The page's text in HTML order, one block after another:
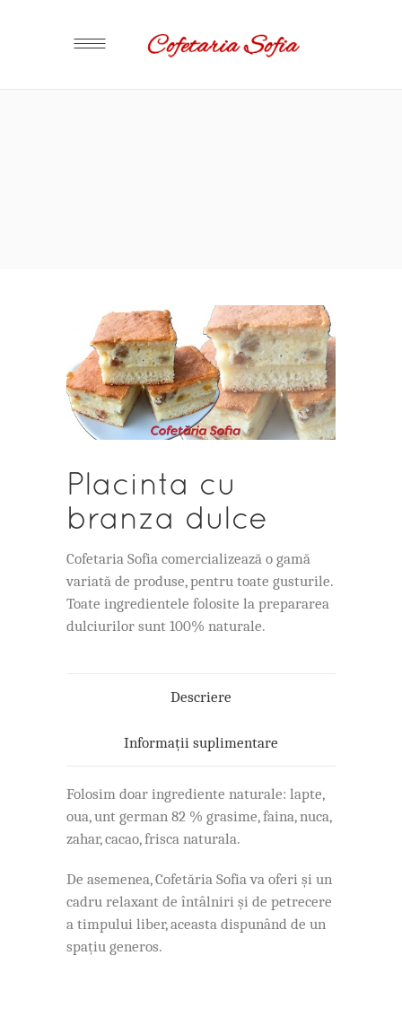
Placinta cu
branza dulce
Cofetaria Sofia comercializează o gamă
variată de produse, pentru toate gusturile.
Toate ingredientele folosite la prepararea
dulciurilor sunt 100% naturale.
Descriere
Informații suplimentare
Folosim doar ingrediente naturale: lapte,
oua, unt german 82 % grasime, faina, nuca,
zahar, cacao, frisca naturala.
De asemenea, Cofetăria Sofia va oferi și un
cadru relaxant de întâlniri și de petrecere
a timpului liber, aceasta dispunând de un
spațiu generos.